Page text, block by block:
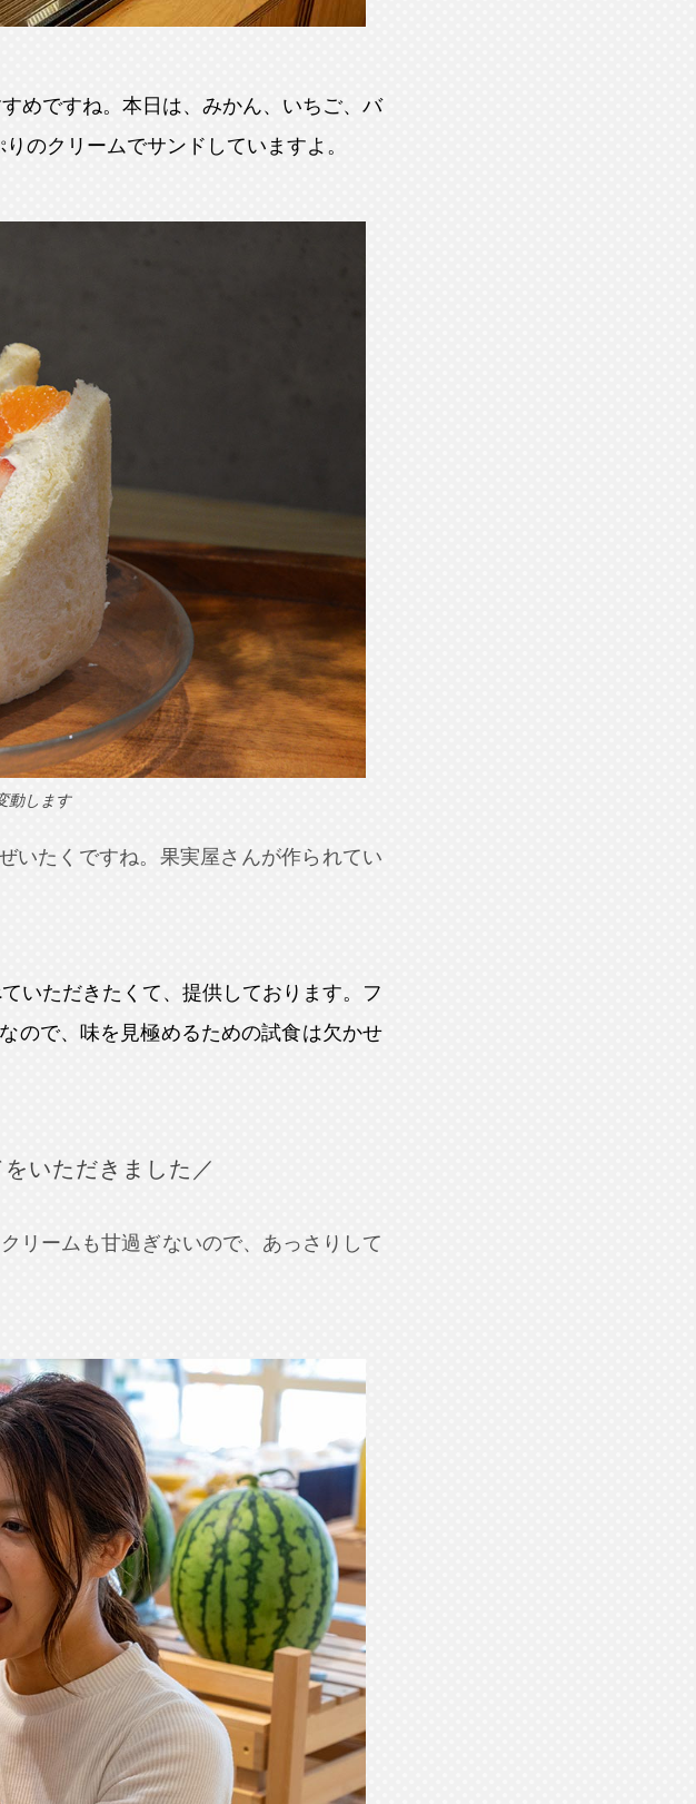
めですね。本日は、みかん、いちご、バ
のクリームでサンドしていますよ。
動します
いたくですね。果実屋さんが作られてい
いただきたくて、提供しております。フ
ので、味を見極めるための試食は欠かせ
いただきました／
リームも甘過ぎないので、あっさりして